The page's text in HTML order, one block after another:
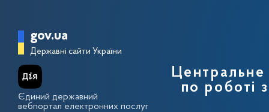
Головна сторінка Державної
gov.ua
Державні сайти України
Єдиний державний
вебпортал електронних послуг
Центральне
по роботі